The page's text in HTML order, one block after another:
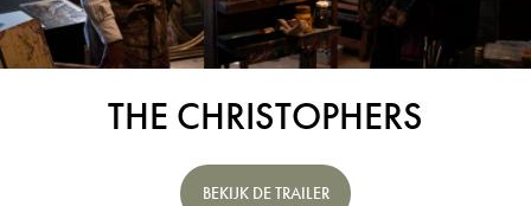
THE CHRISTOPHERS
BEKIJK DE TRAILER